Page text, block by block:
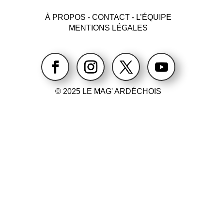
À PROPOS -CONTACT- L’ÉQUIPE
MENTIONS LÉGALES
© 2025 LE MAG' ARDÉCHOIS